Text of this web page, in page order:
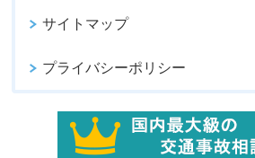
サイトマップ
プライバシーポリシー